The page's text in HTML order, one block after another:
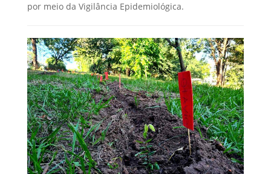
por meio da Vigilância Epidemiológica.